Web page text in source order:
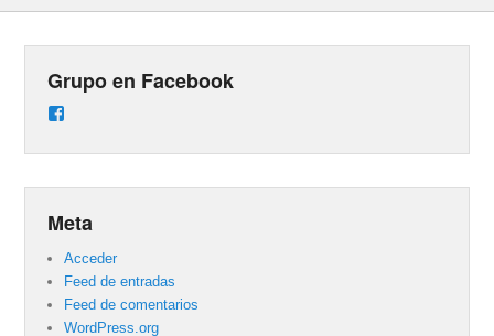
Grupo en Facebook
en
Meta
Acceder
Feed de entradas
Feed de comentarios
WordPress.org